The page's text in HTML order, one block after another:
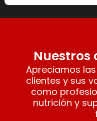
Nuestros
Apreciamos
clientes y sus
como
nutrición y